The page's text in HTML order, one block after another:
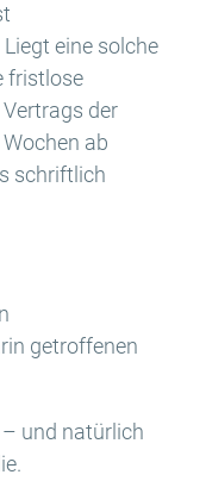
eine solche
fristlose
der
ab
schriftlich
getroffenen
und natürlich